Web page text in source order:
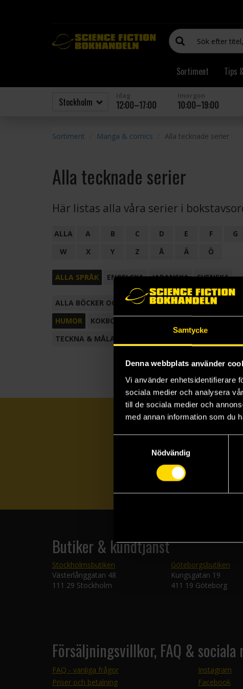
Samtycke
Denna webbplats använder
Vi använder enhetsidentifierare
sociala medier och analysera
till de sociala medier och
med annan information som du
Nödvändig
Sortiment Tips
12:00–17:00 10:00–19:00
Sortiment Manga & comics Alla tecknade serier
Alla tecknade serier
Här listas alla våra serier i
ALLA A B C D E F G
W
X Y Z Å Ä Ö
ALLA SPRÅK ENGELSKA JAPANSKA SVENSKA
ALLA BÖCKER OCH TECKNADE SERIER ANTOLOGI
HUMOR
KOKBOK
TECKNA & MÅLA
Butiker & kundtjänst
Stockholmsbutiken
Västerlånggatan 48
111 29 Stockholm
Göteborgsbutiken
Kungsgatan 19
411 19 Göteborg
Försäljningsvillkor, FAQ & sociala
FAQ - vanliga frågor
Priser och betalning
Instagram
Facebook